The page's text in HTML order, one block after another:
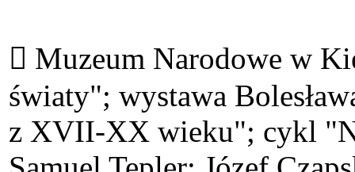
 Muzeum Narodowe w
światy"; wystawa
z XVII-XX wieku"; cykl